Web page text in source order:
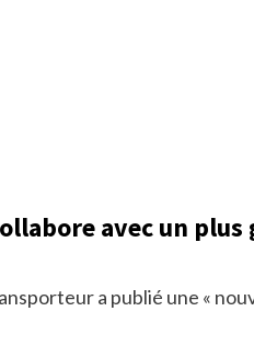
avec un
a publié une «